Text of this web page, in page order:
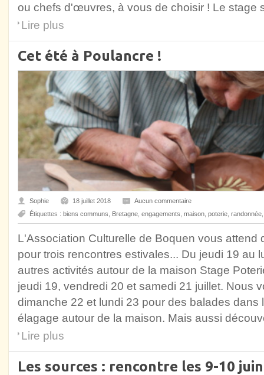
ou chefs d'œuvres, à vous de choisir ! Le stage
Lire plus
Cet été à Poulancre !
Sophie 18 juillet 2018
Aucun commentaire
Étiquettes : biens communs Bretagne engagements maison poterie randonnée
L'Association Culturelle de Boquen vous attend
pour trois rencontres estivales... Du jeudi 19 au
autres activités autour de la maison Stage
jeudi 19, vendredi 20 et samedi 21 juillet. Nous
dimanche 22 et lundi 23 pour des balades dans
élagage autour de la maison. Mais aussi
Lire plus
Les sources : rencontre les 9-10